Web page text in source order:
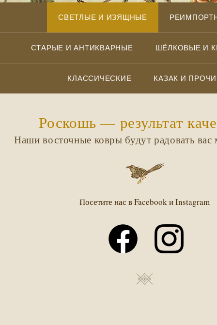
СВЕТЛЫЕ И ИЗЯЩНЫЕ
СТАРЫЕ И АНТИКВАРНЫЕ ШЁЛКОВЫЕ И
КЛАССИЧЕСКИЕ КАЗАК И
Роскошь — результат
Наши восточные ковры будут радовать вас
Посетите нас в Facebook и Instagram